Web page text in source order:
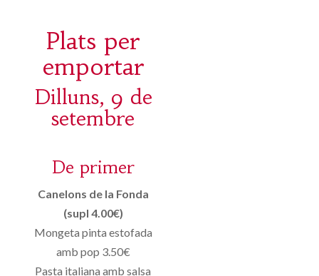
Plats per
emportar
Dilluns, 9 de
setembre
De primer
Canelons de la Fonda
(supl 4.00€)
Mongeta pinta estofada
amb pop 3.50€
Pasta italiana amb salsa